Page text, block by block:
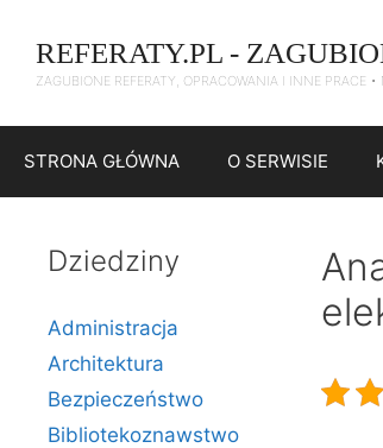
treści
REFERATY.PL -
ZAGUBIONE REFERATY, OPRACOWANIA I INNE PRACE •
STRONA GŁÓWNA O SERWISIE
Dziedziny
Administracja
Architektura
Bezpieczeństwo
Bibliotekoznawstwo